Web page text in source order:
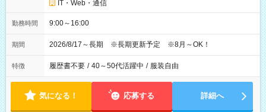
IT・Web・通信
勤務時間 9:00～16:00
期間 2026/8/17～長期 ※長期更新予定 ※8月～OK！
特徴 履歴書不要 / 40～50代活躍中 / 服装自由
気になる！ 応募する 詳細へ